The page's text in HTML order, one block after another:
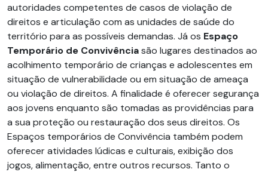
autoridades competentes de casos de violação de
direitos e articulação com as unidades de saúde do
território para as possíveis demandas. Já os Espaço
Temporário de Convivênciasão lugares destinados ao
acolhimento temporário de crianças e adolescentes em
situação de vulnerabilidade ou em situação de ameaça
ou violação de direitos. A finalidade é oferecer segurança
aos jovens enquanto são tomadas as providências para
a sua proteção ou restauração dos seus direitos. Os
Espaços temporários de Convivência também podem
oferecer atividades lúdicas e culturais, exibição dos
jogos, alimentação, entre outros recursos. Tanto o